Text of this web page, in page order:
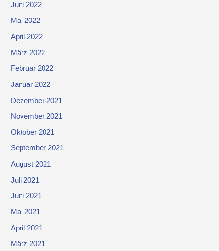
Juni 2022
Mai 2022
April 2022
März 2022
Februar 2022
Januar 2022
Dezember 2021
November 2021
Oktober 2021
September 2021
August 2021
Juli 2021
Juni 2021
Mai 2021
April 2021
März 2021